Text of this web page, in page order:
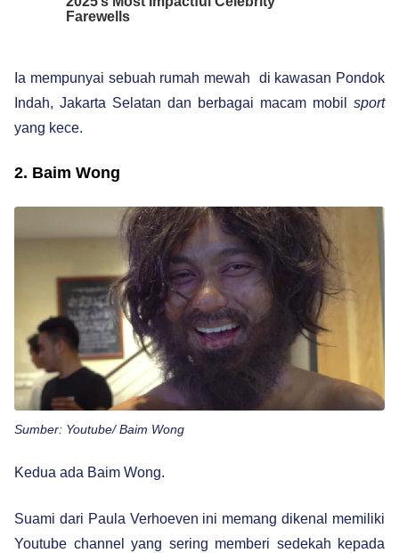
Ia mempunyai sebuah rumah mewah di kawasan Pondok
Indah, Jakarta Selatan dan berbagai macam mobil sport
yang kece.
2. Baim Wong
Sumber: Youtube/ Baim Wong
Kedua ada Baim Wong.
Suami dari Paula Verhoeven ini memang dikenal memiliki
Youtube channel yang sering memberi sedekah kepada